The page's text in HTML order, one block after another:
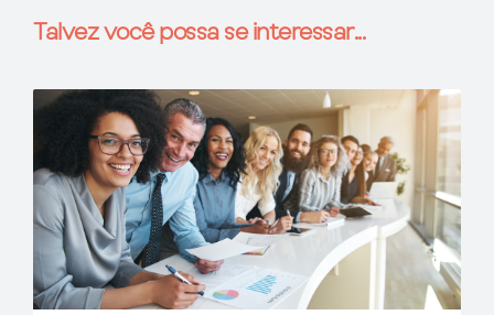
Talvez você possa se interessar...